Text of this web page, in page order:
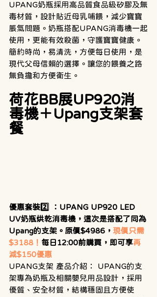
UPANG奶瓶採用高品質食品級矽膠及無
毒材質，設計貼近母乳哺餵，減少寶寶
脹氣問題。奶瓶搭配UPANG消毒機一起
使用，更能有效殺菌，守護寶寶健康。
簡約時尚，易清洗，方便每日使用，是
現代父母信賴的選擇。讓您的餵養之路
無負擔和方便衛生。
荷花BB展UP920消
毒機＋Upang支架套
餐
優惠套裝2️⃣ ：UPANG UP920 LED
UV奶瓶烘乾消毒機，這次是搭配了同為
Upang的支架。原價$4986， 現價只需
$3188！ 每日12:00前購買，即可享再
減$150優惠
UPANG支架 產品介紹： UPANG的支
架專為奶瓶及相關嬰兒用品設計，採用
優質、安全材質，結構穩固且方便使